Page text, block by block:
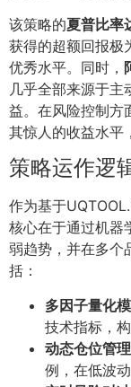
该策略的夏普比率
获得的超额回报极
优秀水平。同时，
几乎全部来源于主
益。在风险控制方
其惊人的收益水平
策略运作逻
作为基于
核心在于通过机器
弱趋势，并在多个
括：
多因子量化
技术指标，
动态仓位管理
例，在低波